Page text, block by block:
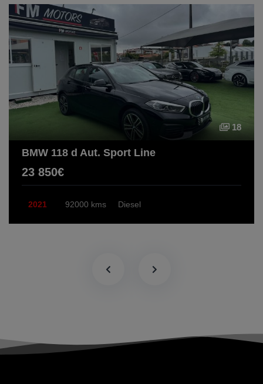
18
BMW 118 d Aut. Sport Line
23 850€
2021 92000 kms Diesel